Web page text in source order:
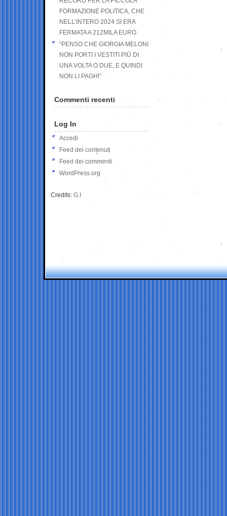
FORMAZIONE POLITICA, CHE
NELL’INTERO 2024 SI ERA
FERMATA A 212MILA EURO
“PENSO CHE GIORGIA MELONI
NON PORTI I VESTITI PIÙ DI
UNA VOLTA O DUE, E QUINDI
NON LI PAGHI”
Commenti recenti
Log In
Accedi
Feed dei contenuti
Feed dei commenti
WordPress.org
Credits: G.I